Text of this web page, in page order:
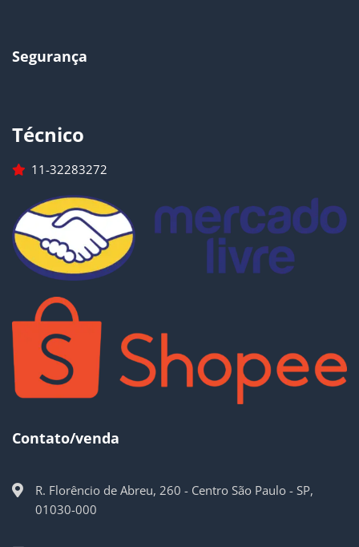
Segurança
Técnico
11-32283272
Contato/venda
R. Florêncio de Abreu, 260 - Centro São Paulo - SP,
01030-000